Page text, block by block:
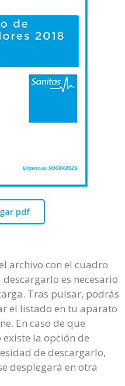
pdf
archivo con el cuadro
es necesario
Tras pulsar, podrás
el listado en tu aparato
En caso de que
la opción de
de descargarlo,
desplegará en otra